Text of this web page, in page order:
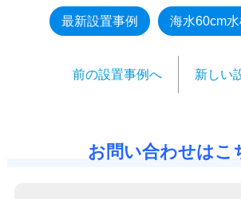
最新設置事例 海水60cm
前の設置事例へ 新しい
お問い合わせはこ